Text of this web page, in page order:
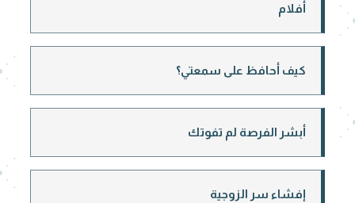
أفلام
كيف أحافظ على سمعتي؟
أبشر الفرصة لم تفوتك
إفشاء سر الزوجية